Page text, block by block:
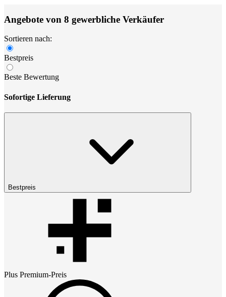
Angebote von 8 gewerbliche Verkäufer
Sortieren nach:
Bestpreis
Beste Bewertung
Sofortige Lieferung
Bestpreis
Plus Premium-Preis